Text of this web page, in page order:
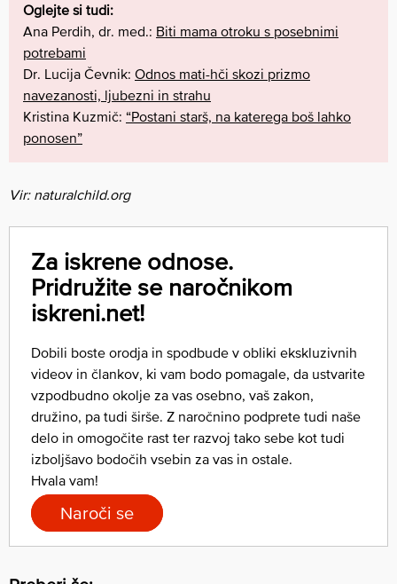
Oglejte si tudi:
Ana Perdih, dr. med.: Biti mama otroku s posebnimi
potrebami
Dr. Lucija Čevnik: Odnos mati-hči skozi prizmo
navezanosti, ljubezni in strahu
Kristina Kuzmič: “Postani starš, na katerega boš lahko
ponosen”
Vir: naturalchild.org
Za iskrene odnose.
Pridružite se naročnikom
iskreni.net!
Dobili boste orodja in spodbude v obliki ekskluzivnih
videov in člankov, ki vam bodo pomagale, da ustvarite
vzpodbudno okolje za vas osebno, vaš zakon,
družino, pa tudi širše. Z naročnino podprete tudi naše
delo in omogočite rast ter razvoj tako sebe kot tudi
izboljšavo bodočih vsebin za vas in ostale.
Hvala vam!
Naroči se